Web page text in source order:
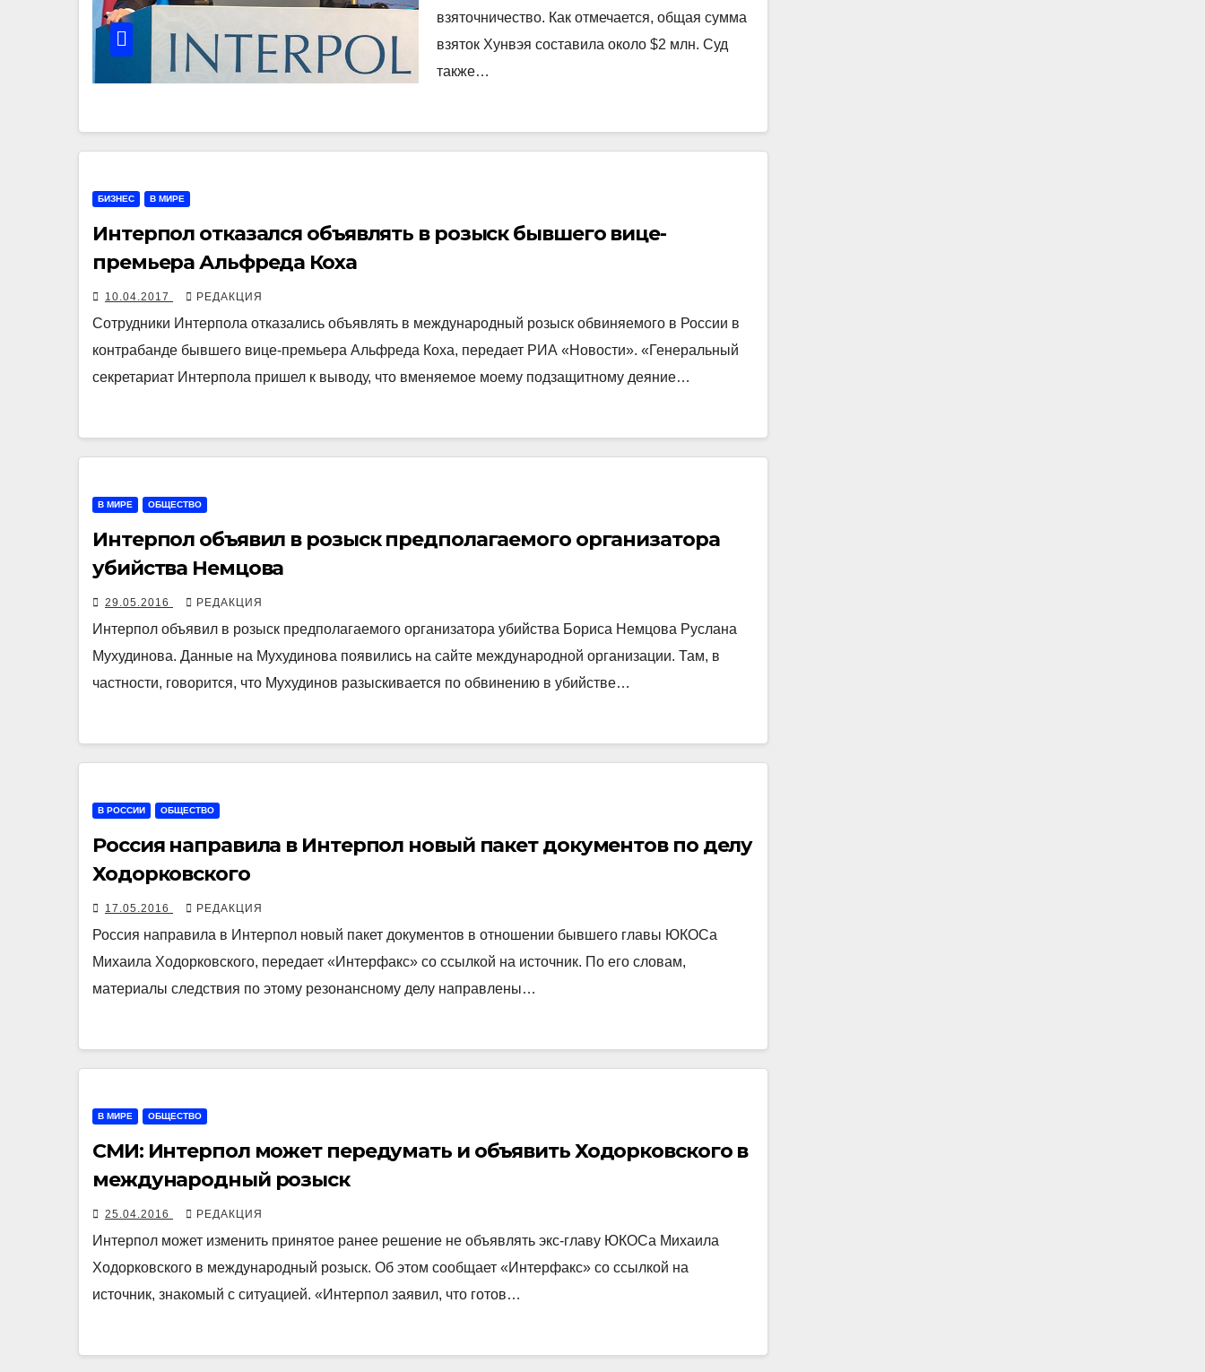
взяточничество. Как отмечается, общая сумма
взяток Хунвэя составила около $2 млн. Суд
также…
БИЗНЕС В МИРЕ
Интерпол отказался объявлять в розыск бывшего вице-
премьера Альфреда Коха
10.04.2017 РЕДАКЦИЯ
Сотрудники Интерпола отказались объявлять в международный розыск обвиняемого в России в
контрабанде бывшего вице-премьера Альфреда Коха, передает РИА «Новости». «Генеральный
секретариат Интерпола пришел к выводу, что вменяемое моему подзащитному деяние…
В МИРЕ ОБЩЕСТВО
Интерпол объявил в розыск предполагаемого организатора
убийства Немцова
29.05.2016 РЕДАКЦИЯ
Интерпол объявил в розыск предполагаемого организатора убийства Бориса Немцова Руслана
Мухудинова. Данные на Мухудинова появились на сайте международной организации. Там, в
частности, говорится, что Мухудинов разыскивается по обвинению в убийстве…
В РОССИИ ОБЩЕСТВО
Россия направила в Интерпол новый пакет документов по делу
Ходорковского
17.05.2016 РЕДАКЦИЯ
Россия направила в Интерпол новый пакет документов в отношении бывшего главы ЮКОСа
Михаила Ходорковского, передает «Интерфакс» со ссылкой на источник. По его словам,
материалы следствия по этому резонансному делу направлены…
В МИРЕ ОБЩЕСТВО
СМИ: Интерпол может передумать и объявить Ходорковского в
международный розыск
25.04.2016 РЕДАКЦИЯ
Интерпол может изменить принятое ранее решение не объявлять экс-главу ЮКОСа Михаила
Ходорковского в международный розыск. Об этом сообщает «Интерфакс» со ссылкой на
источник, знакомый с ситуацией. «Интерпол заявил, что готов…